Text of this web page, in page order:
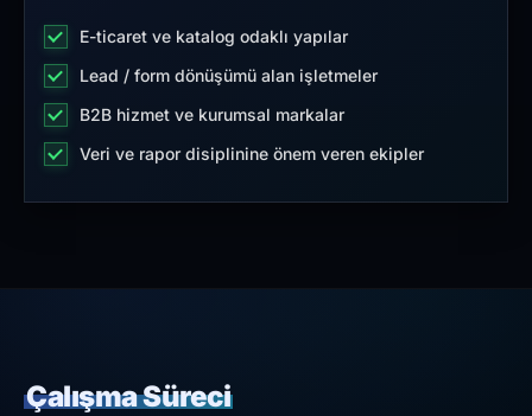
E-ticaret ve katalog odaklı yapılar
Lead / form dönüşümü alan işletmeler
B2B hizmet ve kurumsal markalar
Veri ve rapor disiplinine önem veren ekipler
Çalışma Süreci